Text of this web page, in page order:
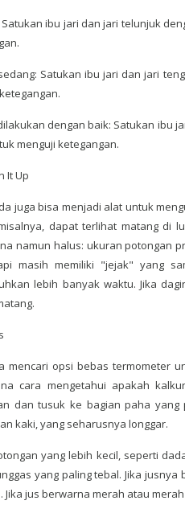
Satukan ibu jari dan jari telunjuk
Satukan ibu jari dan jari
dengan baik: Satukan ibu
menguji ketegangan.
It Up
juga bisa menjadi alat untuk
dapat terlihat matang di
namun halus: ukuran potongan
masih memiliki "jejak" yang
lebih banyak waktu. Jika
mencari opsi bebas termometer
cara mengetahui apakah
dan tusuk ke bagian paha
kaki, yang seharusnya longgar.
yang lebih kecil, seperti
yang paling tebal. Jika
Jika jus berwarna merah atau